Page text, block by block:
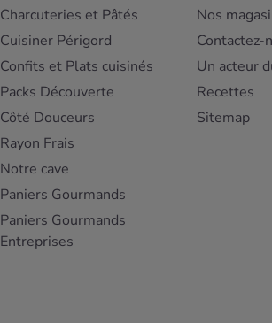
Charcuteries et Pâtés
Cuisiner Périgord
Confits et Plats cuisinés
Packs Découverte
Côté Douceurs
Rayon Frais
Notre cave
Paniers Gourmands
Paniers Gourmands
Entreprises
Nos
Contactez-
Un acteur
Recettes
Sitemap